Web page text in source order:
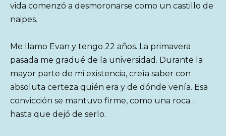
vida comenzó a desmoronarse como un castillo de
naipes.
Me llamo Evan y tengo 22 años. La primavera
pasada me gradué de la universidad. Durante la
mayor parte de mi existencia, creía saber con
absoluta certeza quién era y de dónde venía. Esa
convicción se mantuvo firme, como una roca…
hasta que dejó de serlo.